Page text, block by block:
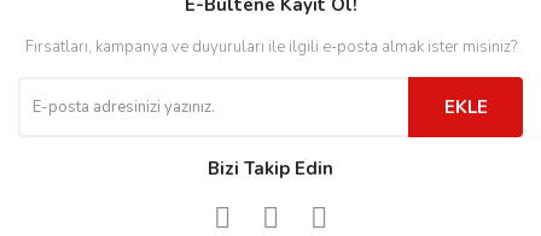
E-Bültene Kayıt Ol!
Fırsatları, kampanya ve duyuruları ile ilgili e-posta almak ister misiniz?
EKLE
Bizi Takip Edin